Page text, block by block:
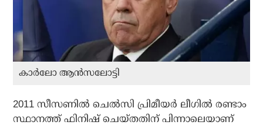
കാര്‍ലോ ആന്‍സലോട്ടി
2011 സീസണില്‍ ചെല്‍സി പ്രിമീയര്‍ ലീഗില്‍ രണ്ടാം
സ്ഥാനത്ത് ഫിനിഷ് ചെയ്തതിന് പിന്നാലെയാണ്